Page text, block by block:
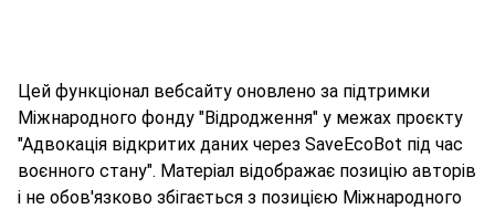
Цей функціонал вебсайту оновлено за підтримки
Міжнародного фонду "Відродження" у межах проєкту
"Адвокація відкритих даних через SaveEcoBot під час
воєнного стану". Матеріал відображає позицію авторів
і не обов'язково збігається з позицією Міжнародного